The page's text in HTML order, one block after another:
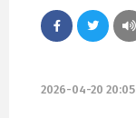
2026-04-20